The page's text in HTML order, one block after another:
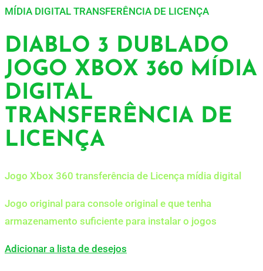
MÍDIA DIGITAL TRANSFERÊNCIA DE LICENÇA
DIABLO 3 DUBLADO
JOGO XBOX 360 MÍDIA
DIGITAL
TRANSFERÊNCIA DE
LICENÇA
Jogo Xbox 360 transferência de Licença mídia digital
Jogo original para console original e que tenha
armazenamento suficiente para instalar o jogos
Adicionar a lista de desejos